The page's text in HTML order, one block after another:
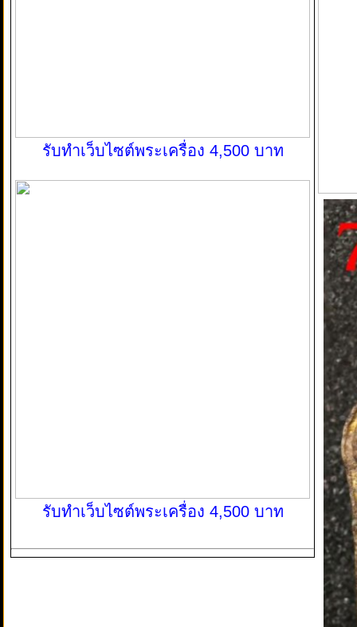
รับทำเว็บไซต์พระเครื่อง 4,500 บาท
รับทำเว็บไซต์พระเครื่อง 4,500 บาท